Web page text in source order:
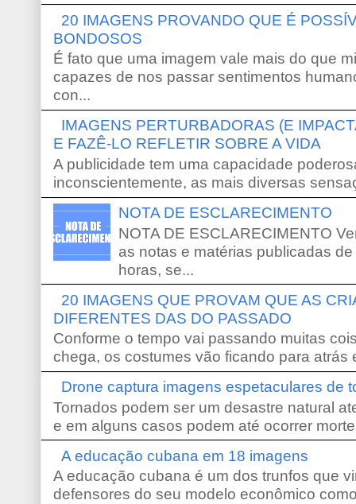
20 IMAGENS PROVANDO QUE É
BONDOSOS
É fato que uma imagem vale mais do que
capazes de nos passar sentimentos
con...
IMAGENS PERTURBADORAS (E
E FAZÊ-LO REFLETIR SOBRE A VIDA
A publicidade tem uma capacidade
inconscientemente, as mais diversas
NOTA DE ESCLARECIMENTO
NOTA DE ESCLARECIMENTO
as notas e matérias publicadas
horas, se...
20 IMAGENS QUE PROVAM QUE AS
DIFERENTES DAS DO PASSADO
Conforme o tempo vai passando muitas
chega, os costumes vão ficando para atrás
Drone captura imagens espetaculares de
Tornados podem ser um desastre natural
e em alguns casos podem até ocorrer
A educação cubana em 18 imagens
A educação cubana é um dos trunfos que
defensores do seu modelo econômico